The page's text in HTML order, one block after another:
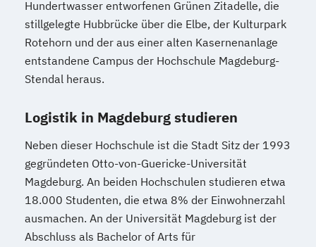
Hundertwasser entworfenen Grünen Zitadelle, die
stillgelegte Hubbrücke über die Elbe, der Kulturpark
Rotehorn und der aus einer alten Kasernenanlage
entstandene Campus der Hochschule Magdeburg-
Stendal heraus.
Logistik in Magdeburg studieren
Neben dieser Hochschule ist die Stadt Sitz der 1993
gegründeten Otto-von-Guericke-Universität
Magdeburg. An beiden Hochschulen studieren etwa
18.000 Studenten, die etwa 8% der Einwohnerzahl
ausmachen. An der Universität Magdeburg ist der
Abschluss als Bachelor of Arts für